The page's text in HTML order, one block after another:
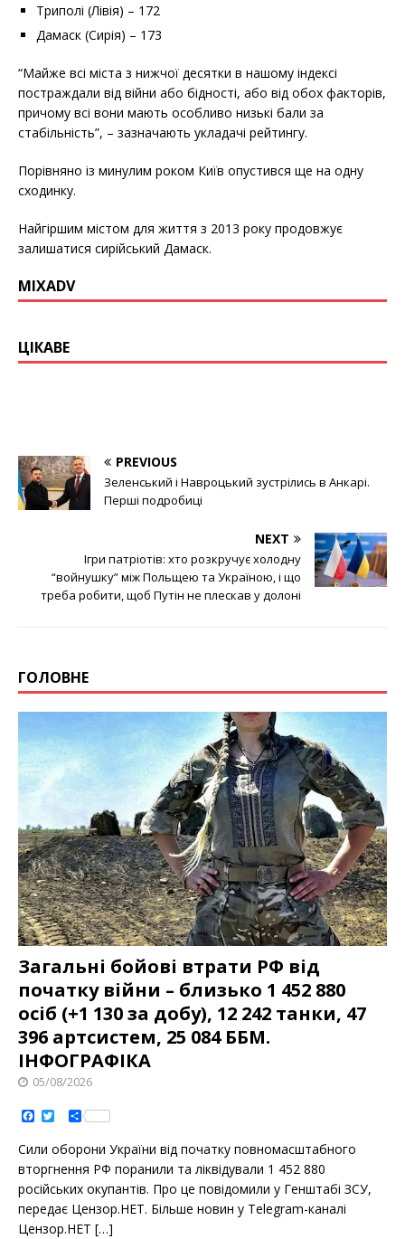
Триполі (Лівія) – 172
Дамаск (Сирія) – 173
“Майже всі міста з нижчої десятки в нашому індексі
постраждали від війни або бідності, або від обох факторів,
причому всі вони мають особливо низькі бали за
стабільність”, – зазначають укладачі рейтингу.
Порівняно із минулим роком Київ опустився ще на одну
сходинку.
Найгіршим містом для життя з 2013 року продовжує
залишатися сирійський Дамаск.
MIXADV
ЦІКАВЕ
PREVIOUS
Зеленський і Навроцький зустрілись в Анкарі.
Перші подробиці
NEXT
Ігри патріотів: хто розкручує холодну
“войнушку” між Польщею та Україною, і що
треба робити, щоб Путін не плескав у долоні
ГОЛОВНЕ
Загальні бойові втрати РФ від
початку війни – близько 1 452 880
осіб (+1 130 за добу), 12 242 танки, 47
396 артсистем, 25 084 ББМ.
ІНФОГРАФІКА
05/08/2026
a
e
b
o
o
k
t
t
e
r
S
h
r
e
Сили оборони України від початку повномасштабного
вторгнення РФ поранили та ліквідували 1 452 880
російських окупантів. Про це повідомили у Генштабі ЗСУ,
передає Цензор.НЕТ. Більше новин у Telegram-каналі
Цензор.НЕТ […]